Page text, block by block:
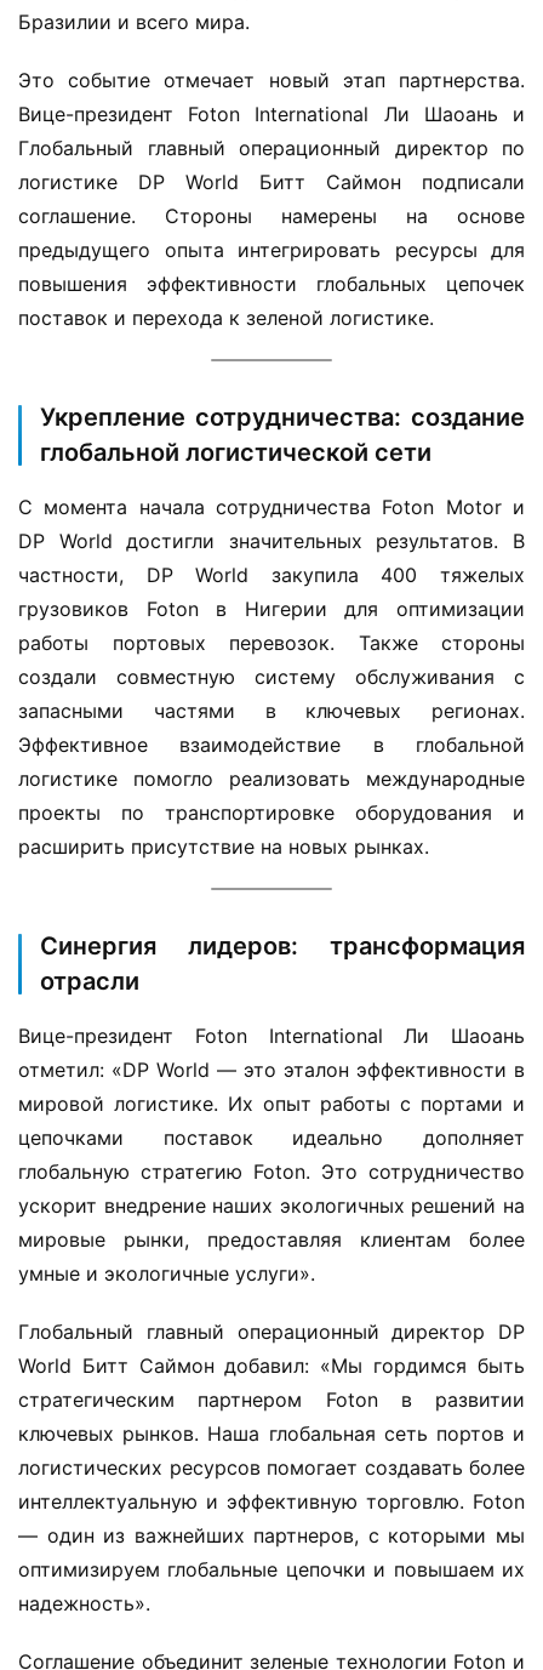
о
м
н
ф
о
м
а
ц
о
г
р
у
з
в
Бразилии и всего мира.
Это событие отмечает новый этап партнерства.
Вице-президент Foton International Ли Шаоань и
Глобальный главный операционный директор по
логистике DP World Битт Саймон подписали
соглашение. Стороны намерены на основе
предыдущего опыта интегрировать ресурсы для
повышения эффективности глобальных цепочек
поставок и перехода к зеленой логистике.
Укрепление сотрудничества: создание
глобальной логистической сети
С момента начала сотрудничества Foton Motor и
DP World достигли значительных результатов. В
частности, DP World закупила 400 тяжелых
грузовиков Foton в Нигерии для оптимизации
работы портовых перевозок. Также стороны
создали совместную систему обслуживания с
запасными частями в ключевых регионах.
Эффективное взаимодействие в глобальной
логистике помогло реализовать международные
проекты по транспортировке оборудования и
расширить присутствие на новых рынках.
Синергия лидеров: трансформация
отрасли
Вице-президент Foton International Ли Шаоань
отметил: «DP World — это эталон эффективности в
мировой логистике. Их опыт работы с портами и
цепочками поставок идеально дополняет
глобальную стратегию Foton. Это сотрудничество
ускорит внедрение наших экологичных решений на
мировые рынки, предоставляя клиентам более
умные и экологичные услуги».
Глобальный главный операционный директор DP
World Битт Саймон добавил: «Мы гордимся быть
стратегическим партнером Foton в развитии
ключевых рынков. Наша глобальная сеть портов и
логистических ресурсов помогает создавать более
интеллектуальную и эффективную торговлю. Foton
— один из важнейших партнеров, с которыми мы
оптимизируем глобальные цепочки и повышаем их
надежность».
Соглашение объединит зеленые технологии Foton и